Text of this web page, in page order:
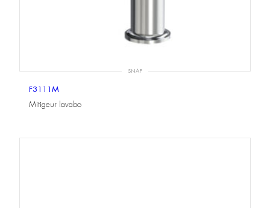
SNAP
F3111M
Mitigeur lavabo